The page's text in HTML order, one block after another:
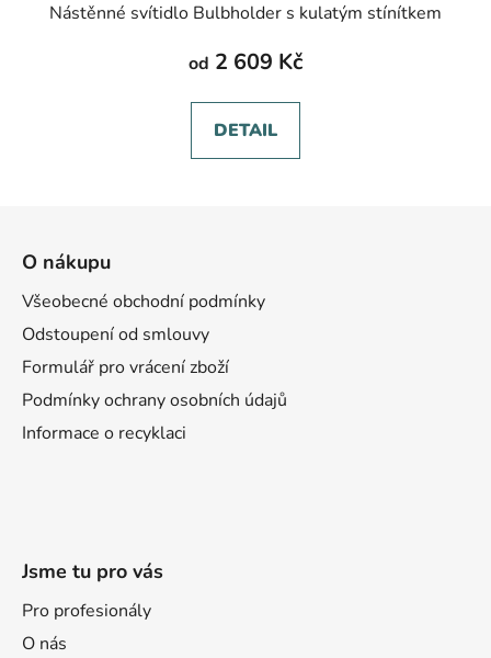
Nástěnné svítidlo Bulbholder s kulatým stínítkem
od 2 609 Kč
DETAIL
O nákupu
Všeobecné obchodní podmínky
Odstoupení od smlouvy
Formulář pro vrácení zboží
Podmínky ochrany osobních údajů
Informace o recyklaci
Jsme tu pro vás
Pro profesionály
O nás